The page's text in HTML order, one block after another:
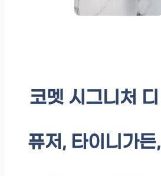
코멧 시그니처 디
퓨저, 타이니가든,